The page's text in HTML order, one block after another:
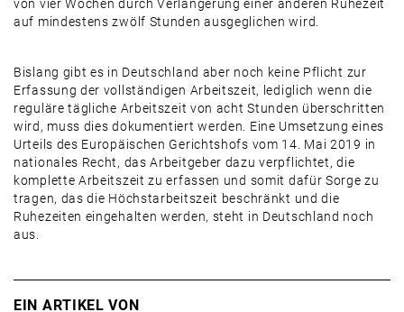
von vier Wochen durch Verlängerung einer anderen Ruhezeit
auf mindestens zwölf Stunden ausgeglichen wird.
Bislang gibt es in Deutschland aber noch keine Pflicht zur
Erfassung der vollständigen Arbeitszeit, lediglich wenn die
reguläre tägliche Arbeitszeit von acht Stunden überschritten
wird, muss dies dokumentiert werden. Eine Umsetzung eines
Urteils des Europäischen Gerichtshofs vom 14. Mai 2019 in
nationales Recht, das Arbeitgeber dazu verpflichtet, die
komplette Arbeitszeit zu erfassen und somit dafür Sorge zu
tragen, das die Höchstarbeitszeit beschränkt und die
Ruhezeiten eingehalten werden, steht in Deutschland noch
aus.
EIN ARTIKEL VON